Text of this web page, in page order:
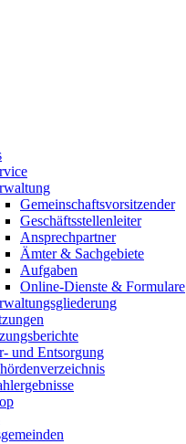
Gemeinschaftsvorsitzender
Geschäftsstellenleiter
Ansprechpartner
Ämter & Sachgebiete
Aufgaben
Online-Dienste & Formulare
und Entsorgung